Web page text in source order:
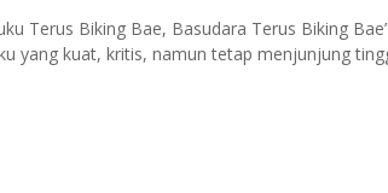
Terus Biking Bae, Basudara Terus Biking
yang kuat, kritis, namun tetap menjunjung